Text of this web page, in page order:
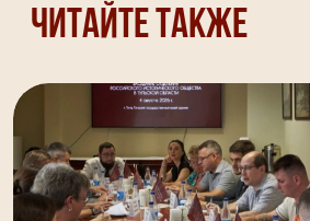
Читайте также